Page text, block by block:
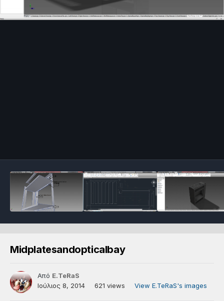
Midplatesandopticalbay
Από E.TeRaS
Ιούλιος 8, 2014
621 views View E.TeRaS's images